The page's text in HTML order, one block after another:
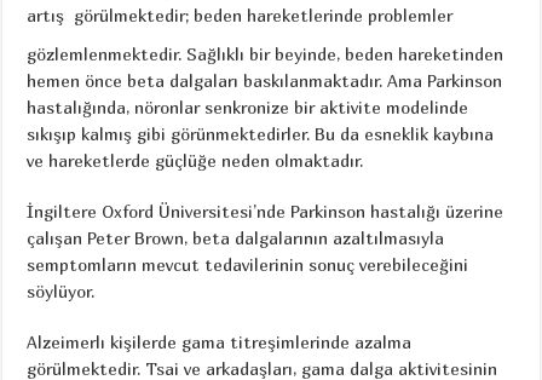
artış görülmektedir; beden hareketlerinde problemler
gözlemlenmektedir. Sağlıklı bir beyinde, beden hareketinden
hemen önce beta dalgaları baskılanmaktadır. Ama Parkinson
hastalığında, nöronlar senkronize bir aktivite modelinde
sıkışıp kalmış gibi görünmektedirler. Bu da esneklik kaybına
ve hareketlerde güçlüğe neden olmaktadır.
İngiltere Oxford Üniversitesi’nde Parkinson hastalığı üzerine
çalışan Peter Brown, beta dalgalarının azaltılmasıyla
semptomların mevcut tedavilerinin sonuç verebileceğini
söylüyor.
Alzeimerlı kişilerde gama titreşimlerinde azalma
görülmektedir. Tsai ve arkadaşları, gama dalga aktivitesinin